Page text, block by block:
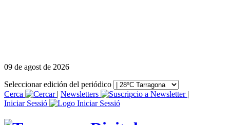
09 de agost de 2026
Seleccionar edición del periódico
Cerca
| Newsletters
|
Iniciar Sessió